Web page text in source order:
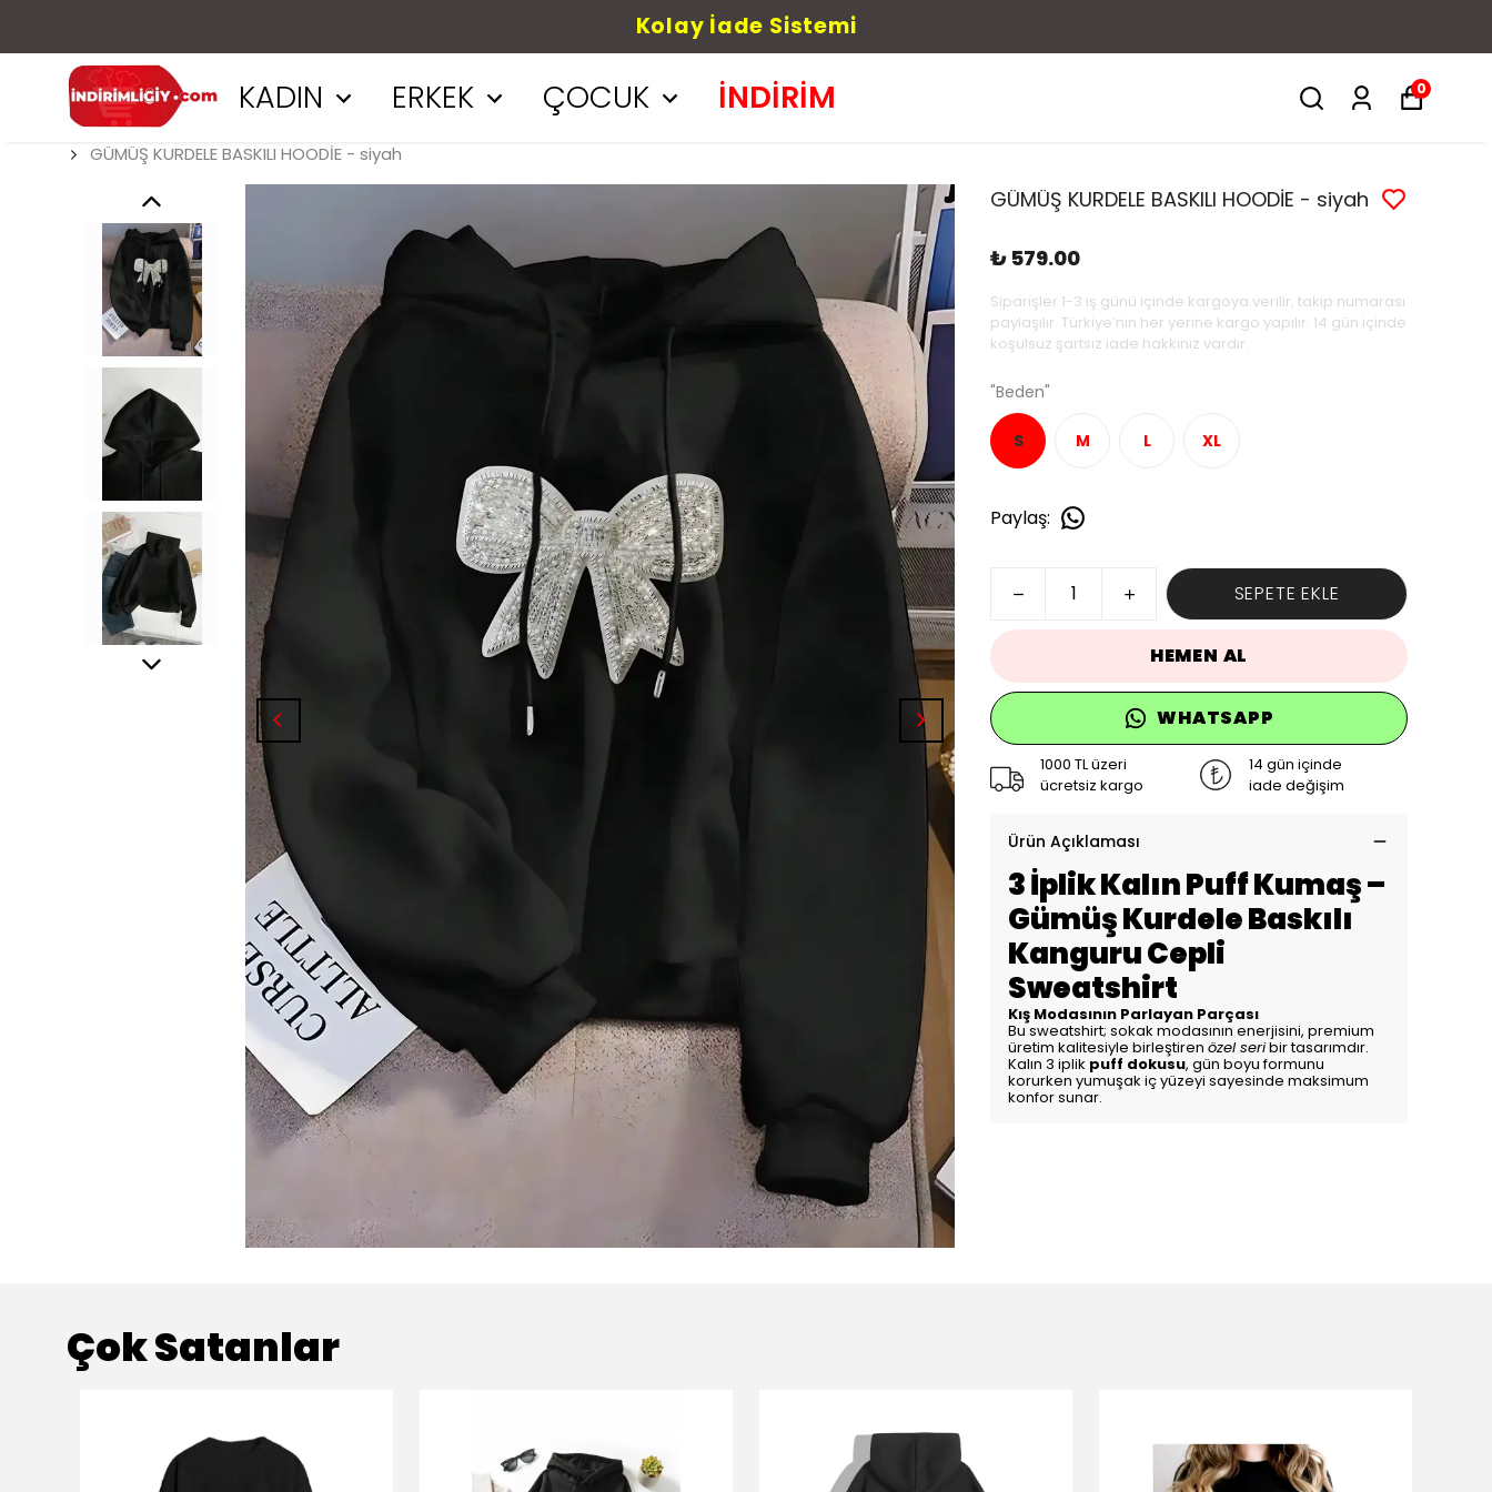
Kolay İade Sistemi
KADIN ERKEK ÇOCUK İNDİRİM 0
GÜMÜŞ KURDELE BASKILI HOODİE - siyah
GÜMÜŞ KURDELE BASKILI HOODİE - siyah
₺ 579.00
Siparişler 1-3 iş günü içinde kargoya verilir, takip numarası
paylaşılır. Türkiye’nin her yerine kargo yapılır. 14 gün içinde
koşulsuz şartsız iade hakkınız vardır.
"Beden"
S M L XL
Paylaş:
SEPETE EKLE
HEMEN AL
WHATSAPP
1000 TL üzeri
ücretsiz kargo
14 gün içinde
iade değişim
Ürün Açıklaması
3 İplik Kalın Puff Kumaş –
Gümüş Kurdele Baskılı
Kanguru Cepli
Sweatshirt
Kış Modasının Parlayan Parçası
Bu sweatshirt; sokak modasının enerjisini, premium
üretim kalitesiyle birleştiren özel seribir tasarımdır.
Kalın 3 iplik puff dokusu, gün boyu formunu
korurken yumuşak iç yüzeyi sayesinde maksimum
konfor sunar.
Çok Satanlar